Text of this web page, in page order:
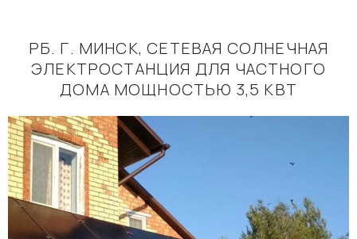
РБ. Г. МИНСК, СЕТЕВАЯ СОЛНЕЧНАЯ
ЭЛЕКТРОСТАНЦИЯ ДЛЯ ЧАСТНОГО
ДОМА МОЩНОСТЬЮ 3,5 КВТ